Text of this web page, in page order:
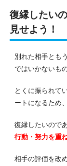
復縁したい
見せよう！
別れた相手とも
ではいかないも
とくに振られて
ートになるため
復縁したいので
行動・努力を重
相手の評価を改